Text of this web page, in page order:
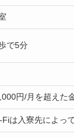
で5分
円/月を超えた
Fiは入寮先によっ